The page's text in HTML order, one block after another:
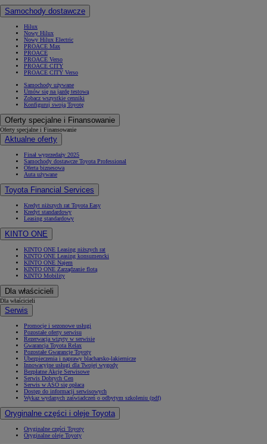
Samochody dostawcze
Hilux
Nowy Hilux
Nowy Hilux Electric
PROACE Max
PROACE
PROACE Verso
PROACE CITY
PROACE CITY Verso
Samochody używane
Umów się na jazdę testową
Zobacz wszystkie cenniki
Konfiguruj swoją Toyotę
Oferty specjalne i Finansowanie
Oferty specjalne i Finansowanie
Aktualne oferty
Finał wyprzedaży 2025
Samochody dostawcze Toyota Professional
Oferta biznesowa
Auta używane
Toyota Financial Services
Kredyt niższych rat Toyota Easy
Kredyt standardowy
Leasing standardowy
KINTO ONE
KINTO ONE Leasing niższych rat
KINTO ONE Leasing konsumencki
KINTO ONE Najem
KINTO ONE Zarządzanie flotą
KINTO Mobility
Dla właścicieli
Dla właścicieli
Serwis
Promocje i sezonowe usługi
Pozostałe oferty serwisu
Rezerwacja wizyty w serwisie
Gwarancja Toyota Relax
Pozostałe Gwarancje Toyoty
Ubezpieczenia i naprawy blacharsko-lakiernicze
Innowacyjne usługi dla Twojej wygody
Bezpłatne Akcje Serwisowe
Serwis Dobrych Cen
Serwis w ASO się opłaca
Dostęp do informacji serwisowych
Wykaz wydanych zaświadczeń o odbytym szkoleniu (pdf)
Oryginalne części i oleje Toyota
Oryginalne części Toyoty
Oryginalne oleje Toyoty